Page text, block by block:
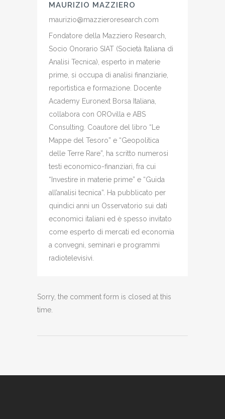
MAURIZIO MAZZIERO
maurizio@mazzieroresearch.com
Fondatore della Mazziero Research,
Socio Onorario SIAT (Società Italiana di
Analisi Tecnica), esperto in materie
prime, si occupa di analisi finanziarie,
reportistica e formazione. Docente
Academy Euronext Borsa Italiana,
collabora con OROvilla e ABS
Consulting. Coautore del libro “Le
Mappe del Tesoro” e “Geopolitica
delle Terre Rare”, ha scritto numerosi
testi economico-finanziari, fra cui
“Investire in materie prime” e “Guida
all’analisi tecnica”. Ha pubblicato per
quindici anni un Osservatorio sui dati
economici italiani ed è spesso invitato
come esperto di mercati ed economia
a convegni, seminari e programmi
radiotelevisivi.
Sorry, the comment form is closed at this
time.